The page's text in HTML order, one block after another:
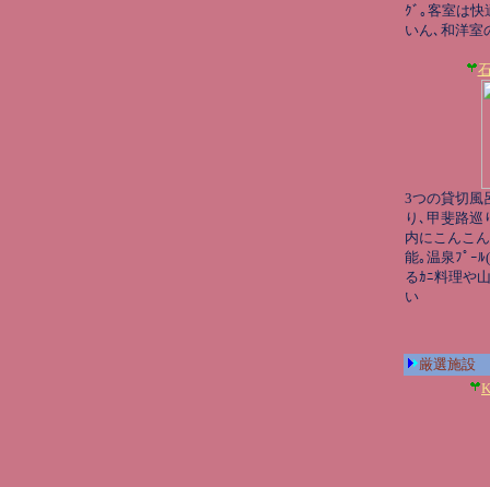
ｸﾞ｡客室は快
いん､和洋室
3つの貸切風
り､甲斐路巡
内にこんこ
能｡温泉ﾌﾟｰ
るｶﾆ料理や
い
厳選施設